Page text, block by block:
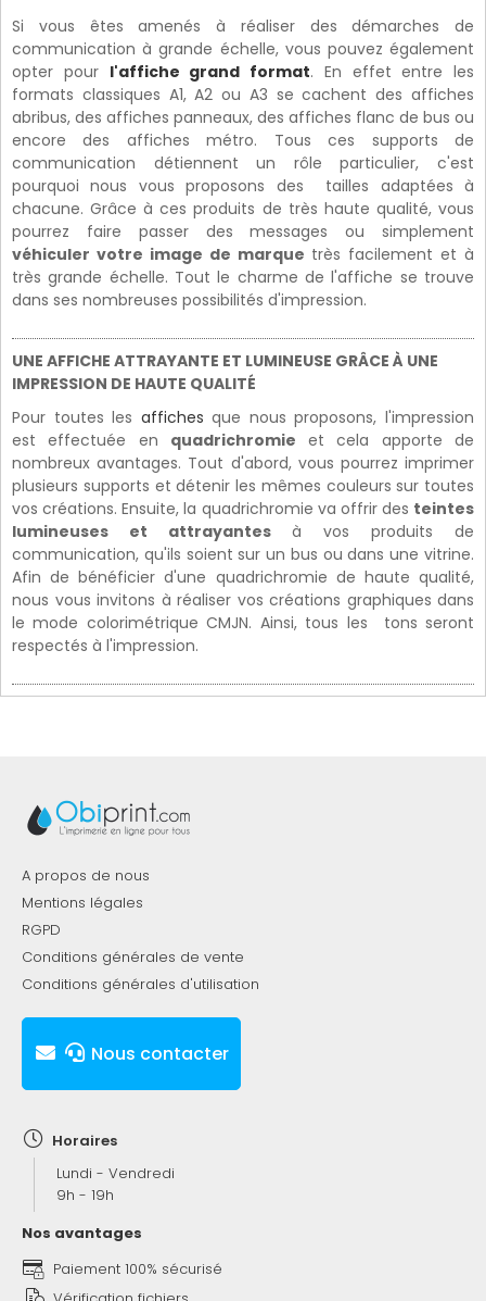
Si vous êtes amenés à réaliser des démarches de
communication à grande échelle, vous pouvez également
opter pour l'affiche grand format. En effet entre les
formats classiques A1, A2 ou A3 se cachent des affiches
abribus, des affiches panneaux, des affiches flanc de bus ou
encore des affiches métro. Tous ces supports de
communication détiennent un rôle particulier, c'est
pourquoi nous vous proposons des tailles adaptées à
chacune. Grâce à ces produits de très haute qualité, vous
pourrez faire passer des messages ou simplement
véhiculer votre image de marque très facilement et à
très grande échelle. Tout le charme de l'affiche se trouve
dans ses nombreuses possibilités d'impression.
UNE AFFICHE ATTRAYANTE ET LUMINEUSE GRÂCE À UNE
IMPRESSION DE HAUTE QUALITÉ
Pour toutes les affiches que nous proposons, l'impression
est effectuée en quadrichromie et cela apporte de
nombreux avantages. Tout d'abord, vous pourrez imprimer
plusieurs supports et détenir les mêmes couleurs sur toutes
vos créations. Ensuite, la quadrichromie va offrir des teintes
lumineuses et attrayantes à vos produits de
communication, qu'ils soient sur un bus ou dans une vitrine.
Afin de bénéficier d'une quadrichromie de haute qualité,
nous vous invitons à réaliser vos créations graphiques dans
le mode colorimétrique CMJN. Ainsi, tous les tons seront
respectés à l'impression.
A propos de nous
Mentions légales
RGPD
Conditions générales de vente
Conditions générales d'utilisation
Nous contacter
Horaires
Lundi - Vendredi
9h - 19h
Nos avantages
Paiement 100% sécurisé